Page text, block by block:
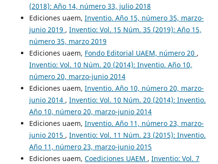
(2018): Año 14, número 33, julio 2018
Ediciones uaem, Inventio. Año 15, número 35, marzo-
junio 2019 , Inventio: Vol. 15 Núm. 35 (2019): Año 15,
número 35, marzo 2019
Ediciones uaem, Fondo Editorial UAEM, número 20 ,
Inventio: Vol. 10 Núm. 20 (2014): Inventio. Año 10,
número 20, marzo-junio 2014
Ediciones uaem, Inventio. Año 10, número 20, marzo-
junio 2014 , Inventio: Vol. 10 Núm. 20 (2014): Inventio.
Año 10, número 20, marzo-junio 2014
Ediciones uaem, Inventio. Año 11, número 23, marzo-
junio 2015 , Inventio: Vol. 11 Núm. 23 (2015): Inventio.
Año 11, número 23, marzo-junio 2015
Ediciones uaem, Coediciones UAEM , Inventio: Vol. 7